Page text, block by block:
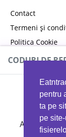
pentru
ta pe
pe
Contact
Termeni și
Politica Cookie
Politica de
CODURI DE
Ai 40%